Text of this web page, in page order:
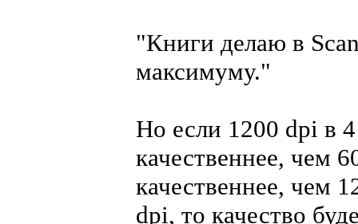
"Книги делаю в
максимуму."
Но если 1200 dpi в 4
качественнее, чем
качественнее, чем
dpi, то качество